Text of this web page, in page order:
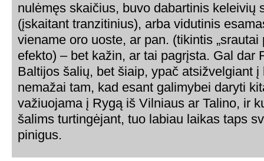
nulėmęs skaičius, buvo dabartinis keleivių
(įskaitant tranzitinius), arba vidutinis
viename oro uoste, ar pan. (tikintis „srautai
efekto) – bet kažin, ar tai pagrįsta. Gal dar
Baltijos šalių, bet šiaip, ypač atsižvelgiant
nemažai tam, kad esant galimybei daryti
važiuojama į Rygą iš Vilniaus ar Talino, ir
šalims turtingėjant, tuo labiau laikas taps
pinigus.